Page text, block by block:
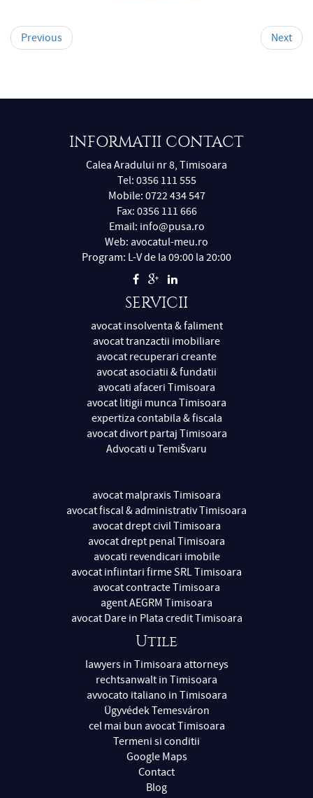
Previous Next
INFORMATII CONTACT
Calea Aradului nr 8, Timisoara
Tel: 0356 111 555
Mobile: 0722 434 547
Fax: 0356 111 666
Email: info@pusa.ro
Web: avocatul-meu.ro
Program: L-V de la 09:00 la 20:00
SERVICII
avocat insolventa & faliment
avocat tranzactii imobiliare
avocat recuperari creante
avocat asociatii & fundatii
avocati afaceri Timisoara
avocat litigii munca Timisoara
expertiza contabila & fiscala
avocat divort partaj Timisoara
Advocati u Temišvaru
avocat malpraxis Timisoara
avocat fiscal & administrativ Timisoara
avocat drept civil Timisoara
avocat drept penal Timisoara
avocati revendicari imobile
avocat infiintari firme SRL Timisoara
avocat contracte Timisoara
agent AEGRM Timisoara
avocat Dare in Plata credit Timisoara
Utile
lawyers in Timisoara attorneys
rechtsanwalt in Timisoara
avvocato italiano in Timisoara
Ügyvédek Temesváron
cel mai bun avocat Timisoara
Termeni si conditii
Google Maps
Contact
Blog